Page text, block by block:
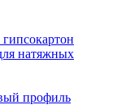
натяжных
профиль